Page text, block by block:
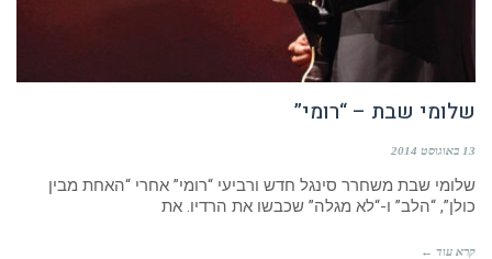
שלומי שבת – “רומי”
13 באוגוסט 2014
שלומי שבת משחרר סינגל חדש ורביעי “רומי” אחרי “האחת מבין
כולן”, “הלב” ו-“לא מגלה” שכבשו את הרדיו. את
קרא עוד ←